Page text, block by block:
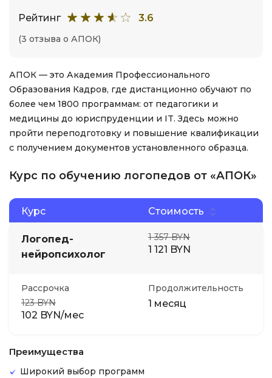
Рейтинг 3.6
(3 отзыва о АПОК)
АПОК — это Академия Профессионального
Образования Кадров, где дистанционно обучают по
более чем 1800 программам: от педагогики и
медицины до юриспруденции и IT. Здесь можно
пройти переподготовку и повышение квалификации
с получением документов установленного образца.
Курс по обучению логопедов от «АПОК»
Курс Стоимость
Логопед-
нейропсихолог
1 357 BYN
1 121 BYN
Рассрочка
123 BYN
102 BYN/мес
Продолжительность
1 месяц
Преимущества
Широкий выбор программ